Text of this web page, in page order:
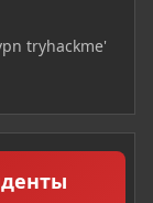
tryhackme'